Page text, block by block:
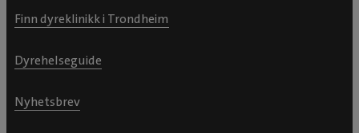
Finn dyreklinikk i Trondheim
Dyrehelseguide
Nyhetsbrev